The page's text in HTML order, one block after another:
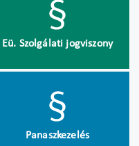
Eü. Szolgálati jogviszony
Panaszkezelés